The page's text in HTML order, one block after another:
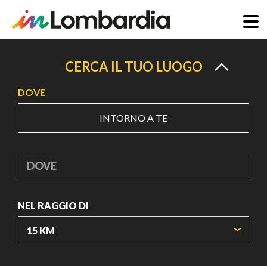
principale
CERCA IL TUO LUOGO
DOVE
INTORNO A TE
DOVE
NEL RAGGIO DI